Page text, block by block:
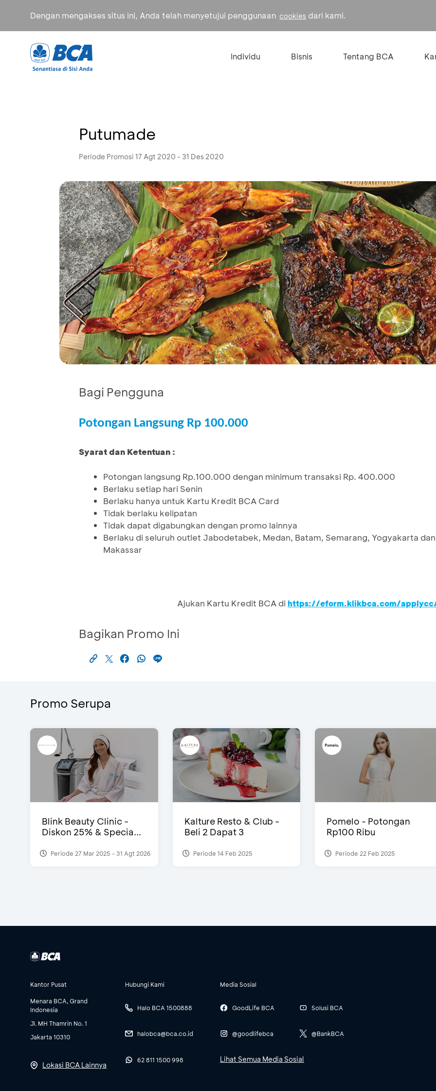
Dengan mengakses situs ini, Anda telah menyetujui penggunaan cookies dari kami.
Individu Bisnis Tentang BCA
Putumade
Periode Promosi 17 Agt 2020 - 31 Des 2020
Bagi Pengguna
Potongan Langsung Rp 100.000
Syarat dan Ketentuan :
Potongan langsung Rp.100.000 dengan minimum transaksi Rp. 400.000
Berlaku setiap hari Senin
Berlaku hanya untuk Kartu Kredit BCA Card
Tidak berlaku kelipatan
Tidak dapat digabungkan dengan promo lainnya
Berlaku di seluruh outlet Jabodetabek, Medan, Batam, Semarang, Yogyakarta dan
Makassar
Ajukan Kartu Kredit BCA di https://eform.klikbca.com/
Bagikan Promo Ini
Promo Serupa
Blink Beauty Clinic -
Diskon 25% & Specia...
Periode 27 Mar 2025 - 31 Agt 2026
Kalture Resto & Club -
Beli 2 Dapat 3
Periode 14 Feb 2025
Pomelo - Potongan
Rp100 Ribu
Periode 22 Feb 2025
Kantor Pusat
Menara BCA, Grand
Indonesia
Jl. MH Thamrin No. 1
Jakarta 10310
Lokasi BCA Lainnya
Hubungi Kami
Halo BCA 1500888
halobca@bca.co.id
62 811 1500 998
Media Sosial
GoodLife BCA
@goodlifebca
Solusi BCA
@BankBCA
Lihat Semua Media Sosial